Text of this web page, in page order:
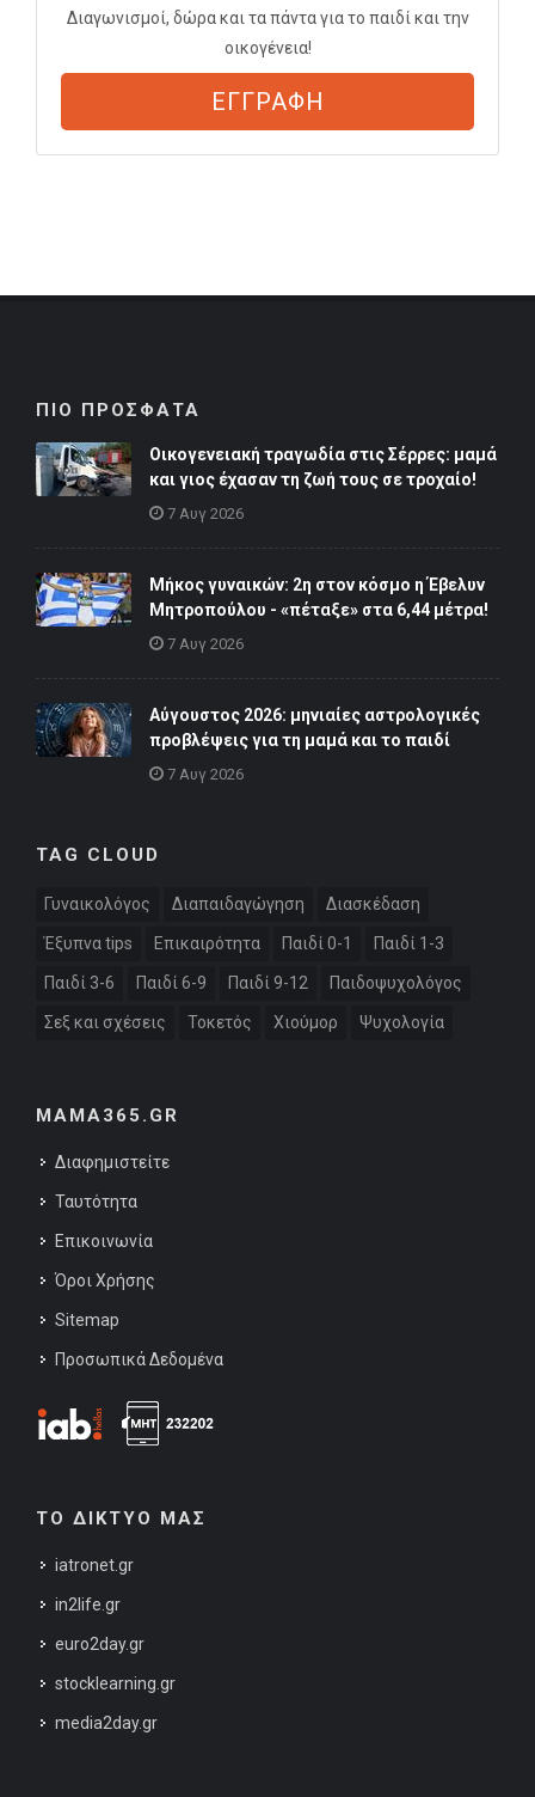
Διαγωνισμοί, δώρα και τα πάντα για το παιδί και την
οικογένεια!
ΕΓΓΡΑΦΗ
ΠΙΟ ΠΡΟΣΦΑΤΑ
Οικογενειακή τραγωδία στις Σέρρες: μαμά
και γιος έχασαν τη ζωή τους σε τροχαίο!
7 Αυγ 2026
Μήκος γυναικών: 2η στον κόσμο η Έβελυν
Μητροπούλου - «πέταξε» στα 6,44 μέτρα!
7 Αυγ 2026
Αύγουστος 2026: μηνιαίες αστρολογικές
προβλέψεις για τη μαμά και το παιδί
7 Αυγ 2026
TAG CLOUD
Γυναικολόγος Διαπαιδαγώγηση Διασκέδαση
Έξυπνα tips Επικαιρότητα Παιδί 0-1 Παιδί 1-3
Παιδί 3-6 Παιδί 6-9 Παιδί 9-12 Παιδοψυχολόγος
Σεξ και σχέσεις Τοκετός Χιούμορ Ψυχολογία
MAMA365.GR
Διαφημιστείτε
Ταυτότητα
Επικοινωνία
Όροι Χρήσης
Sitemap
Προσωπικά Δεδομένα
ΤΟ ΔΙΚΤΥΟ ΜΑΣ
iatronet.gr
in2life.gr
euro2day.gr
stocklearning.gr
media2day.gr